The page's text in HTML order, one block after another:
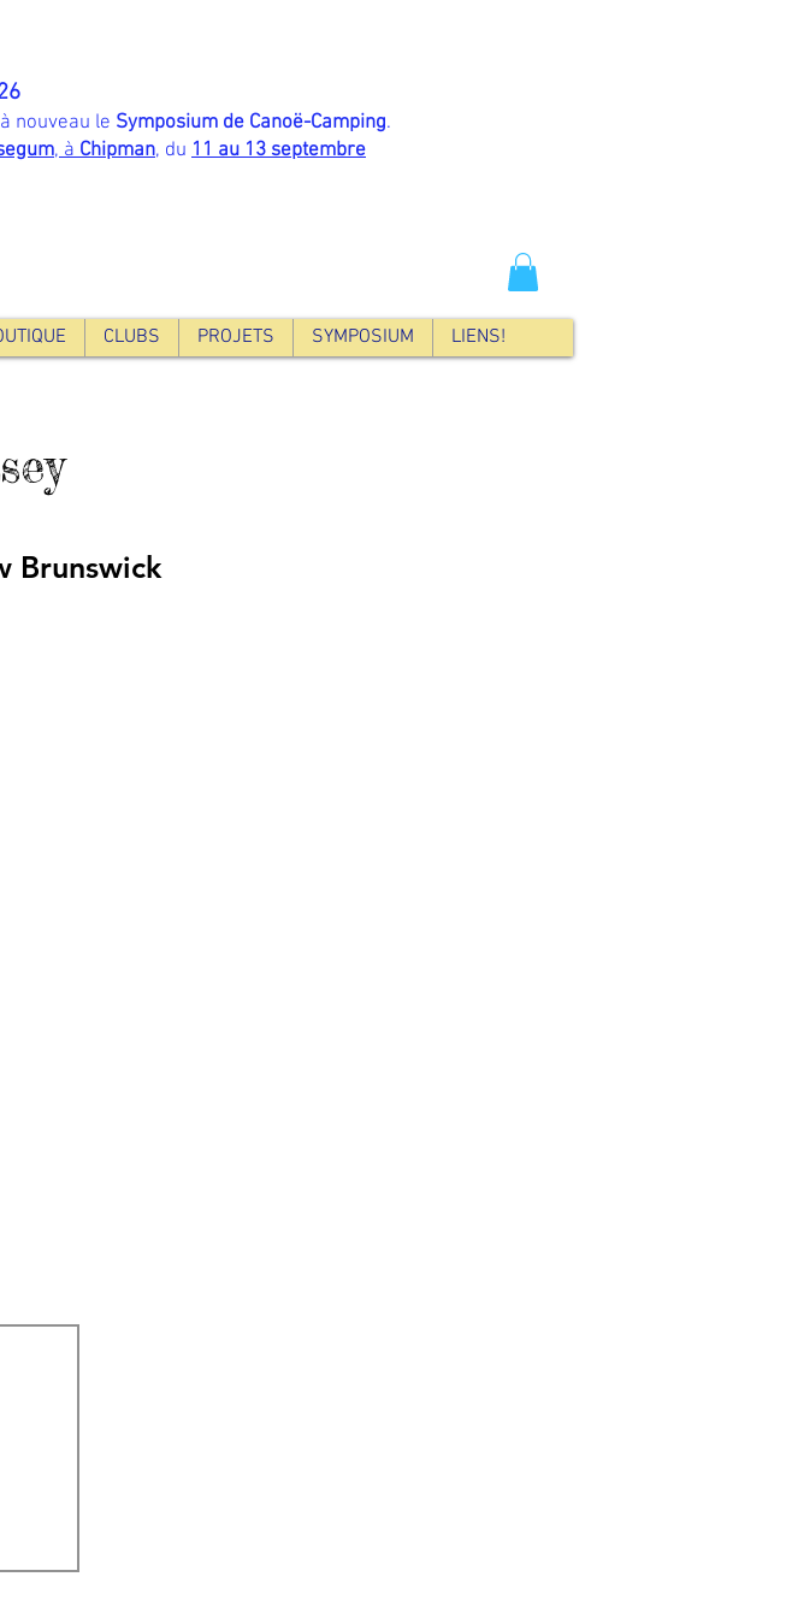
nouveau le Symposium de Canoë-Camping.
, àChipman, du 11 au 13 septembre
CLUBS PROJETS SYMPOSIUM LIENS!
Brunswick